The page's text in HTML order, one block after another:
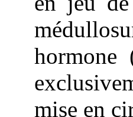
hormone
mise en